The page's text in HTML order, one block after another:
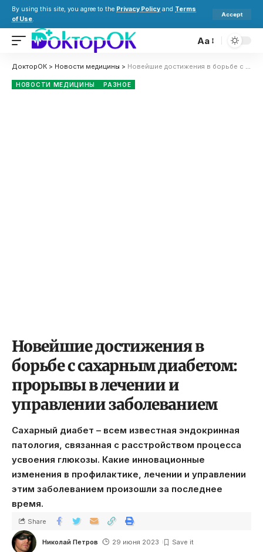
By using this site, you agree to the Privacy Policy and Terms
of Use.
Accept
Aa
ДокторОК > Новости медицины > Новейшие достижения в борьбе с сахарным диабетом: прорывы в лечении и управлении заболеванием
НОВОСТИ МЕДИЦИНЫ РАЗНОЕ
Новейшие достижения в
борьбе с сахарным диабетом:
прорывы в лечении и
управлении заболеванием
Сахарный диабет – всем известная эндокринная
патология, связанная с расстройством процесса
усвоения глюкозы. Какие инновационные
изменения в профилактике, лечении и управлении
этим заболеванием произошли за последнее
время.
Николай Петров 29 июня 2023
Share